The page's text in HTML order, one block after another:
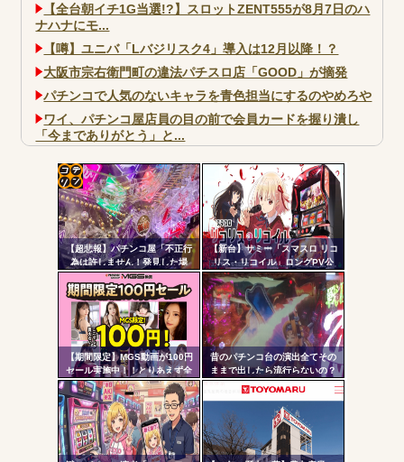
【全台朝イチ1G当選!?】スロットZENT555が8月7日のハ
ナハナにモ...
【噂】ユニバ「Lバジリスク4」導入は12月以降！？
大阪市宗右衛門町の違法パチスロ店「GOOD」が摘発
パチンコで人気のないキャラを青色担当にするのやめろや
ワイ、パチンコ屋店員の目の前で会員カードを握り潰し
「今までありがとう」と...
ヤバいか教えて？...
AngelBeats!とかいうクソアニメの思い出ｗｗｗ
Powered by livedoor 相互RSS
【超悲報】パチンコ屋「不正行
為は許しません！発見した場
合、警察へ通報します
よ！！！」
【新台】サミー「スマスロ リコ
リス・リコイル」ロングPV公
開！新時代の疑似ボ連打を体感
せよ！！！
【期間限定】MGS動画が100円
セール実施中！！とりあえず全
部買うやろｗｗｗｗｗ
昔のパチンコ台の演出全てその
ままで出したら流行らないの？
コテ
リン
- 固
ンク
自動
更新
ツー
ル